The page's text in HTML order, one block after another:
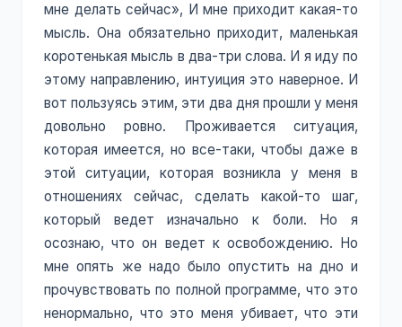
мне делать сейчас», И мне приходит какая-то
мысль. Она обязательно приходит, маленькая
коротенькая мысль в два-три слова. И я иду по
этому направлению, интуиция это наверное. И
вот пользуясь этим, эти два дня прошли у меня
довольно ровно. Проживается ситуация,
которая имеется, но все-таки, чтобы даже в
этой ситуации, которая возникла у меня в
отношениях сейчас, сделать какой-то шаг,
который ведет изначально к боли. Но я
осознаю, что он ведет к освобождению. Но
мне опять же надо было опустить на дно и
прочувствовать по полной программе, что это
ненормально, что это меня убивает, что эти